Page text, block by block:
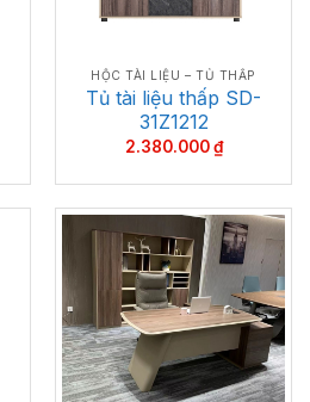
HỘC TÀI LIỆU – TỦ THẤP
Tủ tài liệu thấp SD-
31Z1212
2.380.000₫